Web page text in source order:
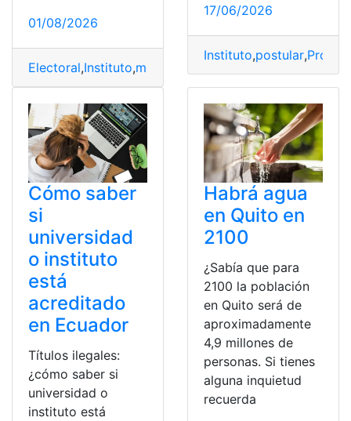
01/08/2026
Electoral,Instituto,mexico número de folio
17/06/2026
Instituto,postular,
Cómo saber
si
universidad
o instituto
está
acreditado
en Ecuador
Títulos ilegales:
¿cómo saber si
universidad o
instituto está
Habrá agua
en Quito en
2100
¿Sabía que para
2100 la población
en Quito será de
aproximadamente
4,9 millones de
personas. Si tienes
alguna inquietud
recuerda